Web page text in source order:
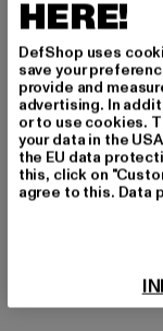
Verschlussarten:
Marke: Karl Kani
Kat.: Winter
Farbe: beige
Hersteller Farbe:
Art.Nr: 6076564-
Hersteller: Urban
Schanzenstraße
HERE!
DefShop uses
save your
provide and
advertising. In
or to use cookies.
your data in the
the EU data
this, click on
agree to this. Data